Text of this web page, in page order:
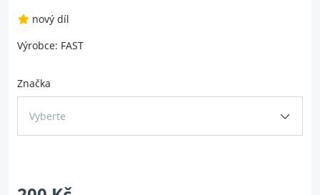
nový díl
Výrobce: FAST
Značka
Vyberte